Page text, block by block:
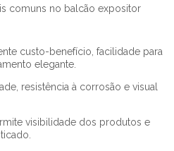
comuns no balcão expositor
custo-benefício, facilidade para
elegante.
resistência à corrosão e visual
visibilidade dos produtos e